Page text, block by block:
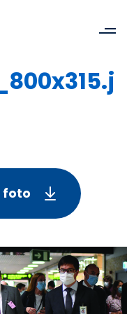
foto